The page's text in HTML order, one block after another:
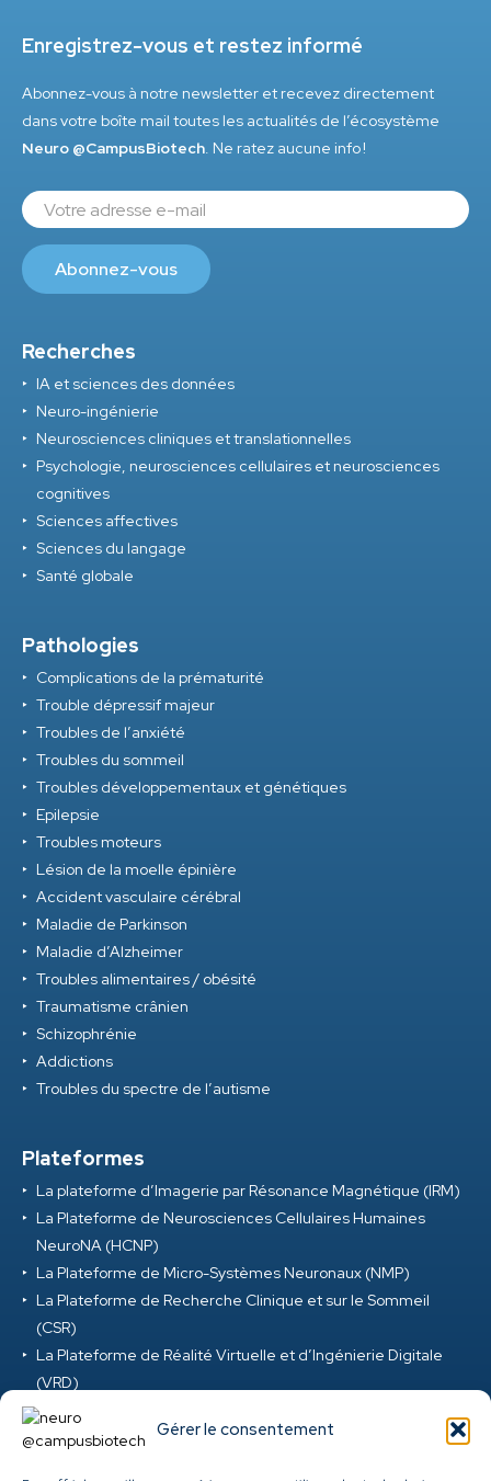
Gérer le consentement
Enregistrez-vous et restez informé
Abonnez-vous à notre newsletter et recevez directement
dans votre boîte mail toutes les actualités de l’écosystème
Neuro @CampusBiotech. Ne ratez aucune info !
Recherches
IA et sciences des données
Neuro-ingénierie
Neurosciences cliniques et translationnelles
Psychologie, neurosciences cellulaires et neurosciences
cognitives
Sciences affectives
Sciences du langage
Santé globale
Pathologies
Complications de la prématurité
Trouble dépressif majeur
Troubles de l’anxiété
Troubles du sommeil
Troubles développementaux et génétiques
Epilepsie
Troubles moteurs
Lésion de la moelle épinière
Accident vasculaire cérébral
Maladie de Parkinson
Maladie d’Alzheimer
Troubles alimentaires / obésité
Traumatisme crânien
Schizophrénie
Addictions
Troubles du spectre de l’autisme
Plateformes
La plateforme d’Imagerie par Résonance Magnétique (IRM)
La Plateforme de Neurosciences Cellulaires Humaines
NeuroNA (HCNP)
La Plateforme de Micro-Systèmes Neuronaux (NMP)
La Plateforme de Recherche Clinique et sur le Sommeil
(CSR)
La Plateforme de Réalité Virtuelle et d’Ingénierie Digitale
(VRD)
La Plateforme de Neurosciences Précliniques (PNP)
La Plateforme M-EEG et Neuromod (MEG) au Campus